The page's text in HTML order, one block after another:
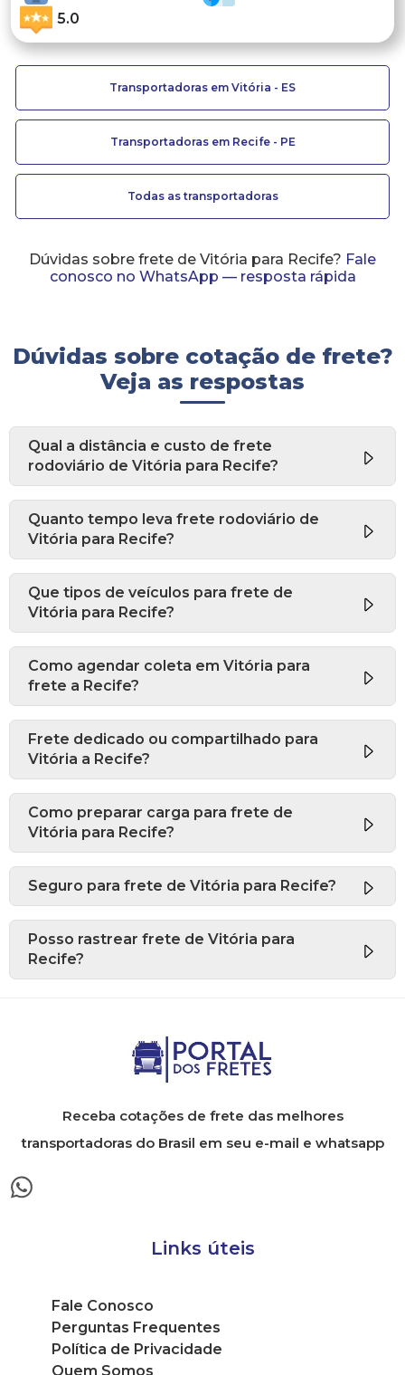
5.0
Transportadoras em Vitória - ES
Transportadoras em Recife - PE
Todas as transportadoras
Dúvidas sobre frete de Vitória para Recife? Fale
conosco no WhatsApp — resposta rápida
Dúvidas sobre cotação de frete?
Veja as respostas
Qual a distância e custo de frete
rodoviário de Vitória para Recife?
Quanto tempo leva frete rodoviário de
Vitória para Recife?
Que tipos de veículos para frete de
Vitória para Recife?
Como agendar coleta em Vitória para
frete a Recife?
Frete dedicado ou compartilhado para
Vitória a Recife?
Como preparar carga para frete de
Vitória para Recife?
Seguro para frete de Vitória para Recife?
Posso rastrear frete de Vitória para
Recife?
Receba cotações de frete das melhores
transportadoras do Brasil em seu e-mail e whatsapp
Links úteis
Fale Conosco
Perguntas Frequentes
Política de Privacidade
Quem Somos